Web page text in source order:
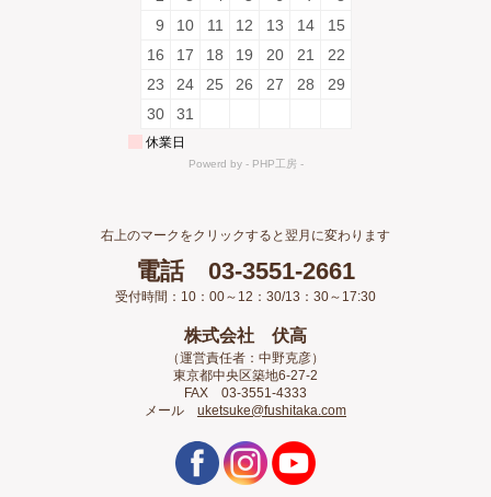
右上のマークをクリックすると翌月に変わります
電話 03-3551-2661
受付時間：10：00～12：30/13：30～17:30
株式会社 伏高
（運営責任者：中野克彦）
東京都中央区築地6-27-2
FAX 03-3551-4333
メール uketsuke@fushitaka.com